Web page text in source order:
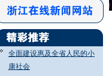
全面建设惠及全省人民的小
康社会